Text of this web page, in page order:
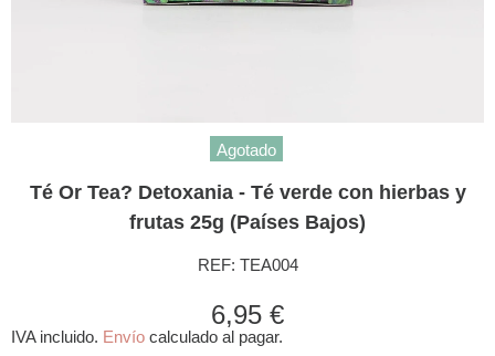
Agotado
Té Or Tea? Detoxania - Té verde con hierbas y
frutas 25g (Países Bajos)
REF: TEA004
6,95 €
IVA incluido. Envío calculado al pagar.